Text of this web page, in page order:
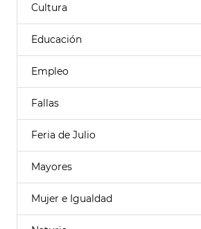
Cultura
Educación
Empleo
Fallas
Feria de Julio
Mayores
Mujer e Igualdad